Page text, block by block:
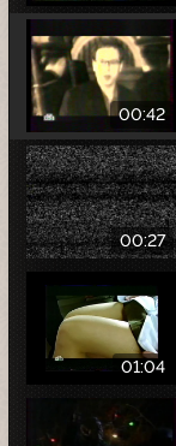
00:42
00:27
01:04